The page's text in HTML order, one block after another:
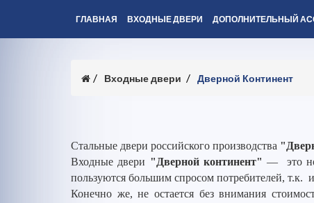
ГЛАВНАЯ ВХОДНЫЕ ДВЕРИ ДОПОЛНИТЕЛЬНЫЙ
Входные двери Дверной Континент
Стальные двери российского производства
Входные двери "Дверной континент" — это
пользуются большим спросом потребителей, т.к.
Конечно же, не остается без внимания